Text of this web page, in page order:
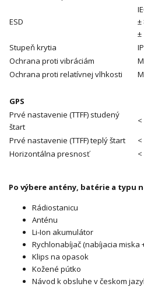
ESD
±
±
Stupeň krytia
Ochrana proti vibráciám
Ochrana proti relatívnej vlhkosti
GPS
Prvé nastavenie (TTFF) studený
štart
Prvé nastavenie (TTFF) teplý štart
Horizontálna presnosť
Po výbere antény, batérie a typu
Rádiostanicu
Anténu
Li-Ion akumulátor
Rychlonabíjač (nabíjacia miska
Klips na opasok
Kožené pútko
Návod k obsluhe v českom